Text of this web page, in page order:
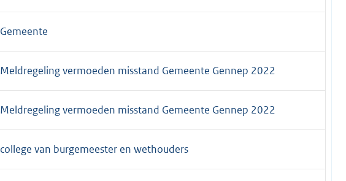
Gemeente
Meldregeling vermoeden misstand Gemeente Gennep 2022
Meldregeling vermoeden misstand Gemeente Gennep 2022
college van burgemeester en wethouders